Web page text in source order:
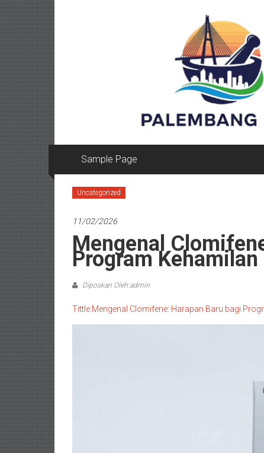
Sample Page
Uncategorized
11/02/2026
Mengenal
Program Kehamilan
Diposkan Oleh:admin
Tittle:Mengenal Clomifene: Harapan Baru bagi